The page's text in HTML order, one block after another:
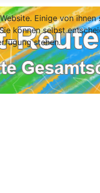
Einige von
können selbst
stehen.